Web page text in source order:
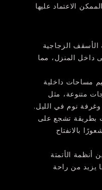
الاعتماد عليها
الأسقف الزجاجية
داخل المنزل، مما
مساحات داخلية
متنوعة، مثل
نوم في الليل.
بطريقة تشجع على
بالانفتاح
أنظمة الأتمتة
يزيد من راحة